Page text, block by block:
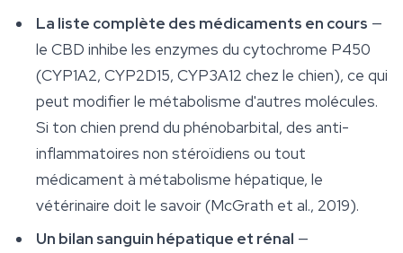
La liste complète des médicaments en cours —
le CBD inhibe les enzymes du cytochrome P450
(CYP1A2, CYP2D15, CYP3A12 chez le chien), ce qui
peut modifier le métabolisme d'autres molécules.
Si ton chien prend du phénobarbital, des anti-
inflammatoires non stéroïdiens ou tout
médicament à métabolisme hépatique, le
vétérinaire doit le savoir (McGrath et al., 2019).
Un bilan sanguin hépatique et rénal —